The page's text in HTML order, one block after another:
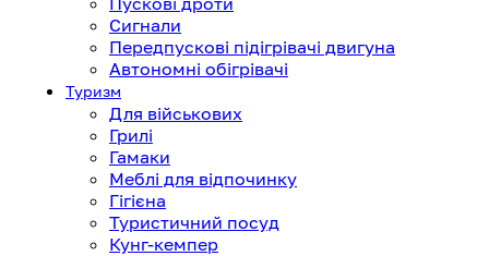
Сигнали
Передпускові підігрівачі двигуна
Автономні обігрівачі
Туризм
Для військових
Грилі
Гамаки
Меблі для відпочинку
Гігієна
Туристичний посуд
Кунг-кемпер